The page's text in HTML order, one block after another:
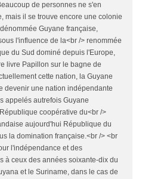
de personnes ne s'en
mais il se trouve encore une colonie
Guyane française,
l'influence de la<br /> renommée
du Sud dominé depuis l'Europe,
livre Papillon sur le bagne de
cette nation, la Guyane
devenir une nation indépendante
appelés autrefois Guyane
coopérative du<br />
aujourd'hui République du
la domination française.<br /> <br
l'indépendance et des
à ceux des années soixante-dix du
et le Suriname, dans le cas de